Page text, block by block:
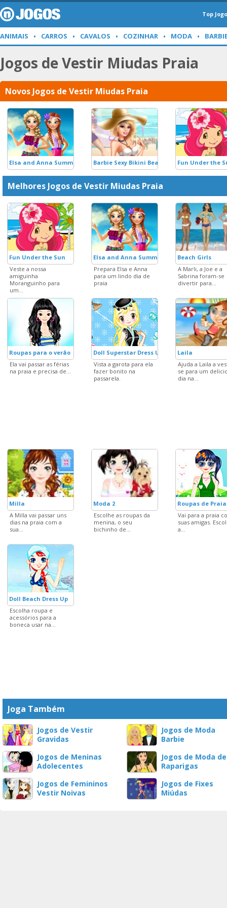
Top
ANIMAIS CARROS CAVALOS COZINHAR MODA
Jogos de Vestir Miudas Praia
Novos Jogos de Vestir Miudas Praia
Elsa and Anna Summer VacationBarbie Sexy Bikini Beach Fun Under the
Melhores Jogos de Vestir Miudas Praia
Fun Under the Sun
Veste a nossa
amiguinha
Moranguinho para
um...
Elsa and Anna Summer Vacation
Prepara Elsa e Anna
para um lindo dia de
praia
Beach Girls
A Marli, a Joe e a
Sabrina foram-se
divertir para...
Roupas para o verão
Ela vai passar as férias
na praia e precisa de...
Doll Superstar Dress Up
Vista a garota para ela
fazer bonito na
passarela.
Laila
Ajuda a Laila a
se para um
dia na...
Milla
A Milla vai passar uns
dias na praia com a
sua...
Moda 2
Escolhe as roupas da
menina, o seu
bichinho de...
Roupas de Praia
Vai para a praia
suas amigas.
a...
Doll Beach Dress Up
Escolha roupa e
acessórios para a
boneca usar na...
Joga Também
Jogos de Vestir
Gravidas
Jogos de Moda
Barbie
Jogos de Meninas
Adolecentes
Jogos de Moda de
Raparigas
Jogos de Femininos
Vestir Noivas
Jogos de Fixes
Miúdas